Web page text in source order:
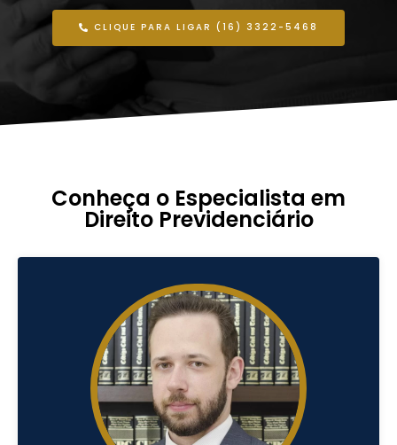
CLIQUE PARA LIGAR (16) 3322-5468
Conheça o Especialista em
Direito Previdenciário